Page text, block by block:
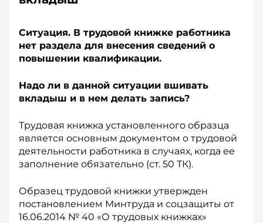
Ситуация. В трудовой книжке работника
нет раздела для внесения сведений о
повышении квалификации.
Надо ли в данной ситуации вшивать
вкладыш и в нем делать запись?
Трудовая книжка установленного образца
является основным документом о трудовой
деятельности работника в случаях, когда ее
заполнение обязательно (ст. 50 ТК).
Образец трудовой книжки утвержден
постановлением Минтруда и соцзащиты от
16.06.2014 № 40 «О трудовых книжках»